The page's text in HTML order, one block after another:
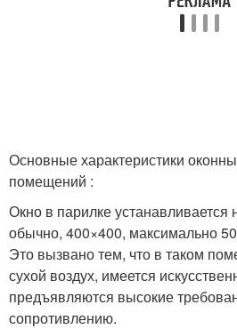
Основные характеристики
помещений :
Окно в парилке
обычно, 400×400, максимально
Это вызвано тем, что в таком
сухой воздух, имеется
предъявляются высокие
сопротивлению.